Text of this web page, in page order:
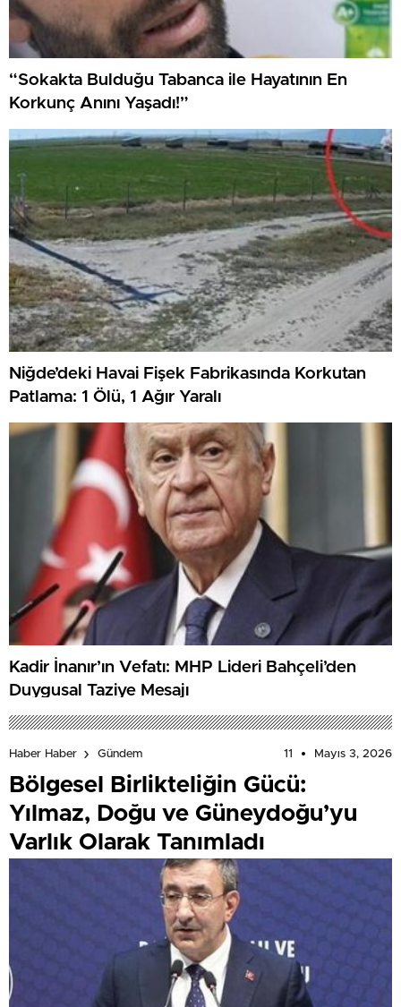
“Sokakta Bulduğu Tabanca ile Hayatının En
Korkunç Anını Yaşadı!”
Niğde’deki Havai Fişek Fabrikasında Korkutan
Patlama: 1 Ölü, 1 Ağır Yaralı
Kadir İnanır’ın Vefatı: MHP Lideri Bahçeli’den
Duygusal Taziye Mesajı
Haber Haber Gündem 11 Mayıs 3, 2026
Bölgesel Birlikteliğin Gücü:
Yılmaz, Doğu ve Güneydoğu’yu
Varlık Olarak Tanımladı